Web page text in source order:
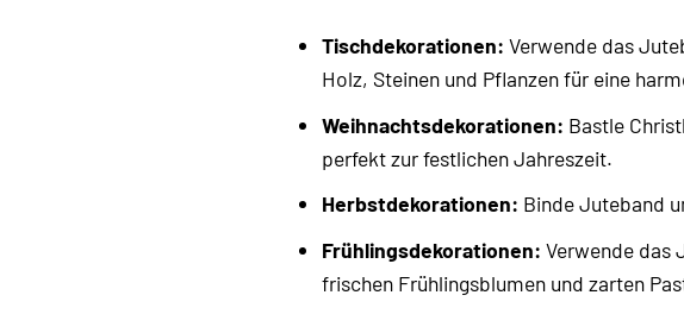
Tischdekorationen: Verwende das
Holz, Steinen und Pflanzen für eine
Weihnachtsdekorationen: Bastle
perfekt zur festlichen Jahreszeit.
Herbstdekorationen: Binde Juteband
Frühlingsdekorationen: Verwende das
frischen Frühlingsblumen und zarten